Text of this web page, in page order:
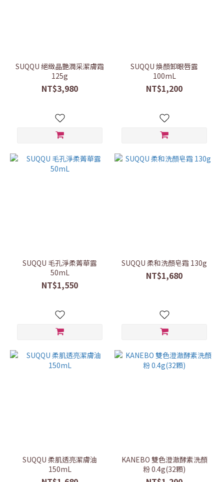
SUQQU 絕緻晶艷潤采潔膚霜
125g
NT$3,980
SUQQU 煥顏卸眼唇露
100mL
NT$1,200
SUQQU 毛孔淨柔菁華露
50mL
NT$1,550
SUQQU 柔和洗顏皂霜 130g
NT$1,680
SUQQU 柔肌透亮潔膚油
150mL
KANEBO 雙色澄澈酵素洗顏
粉 0.4g(32顆)